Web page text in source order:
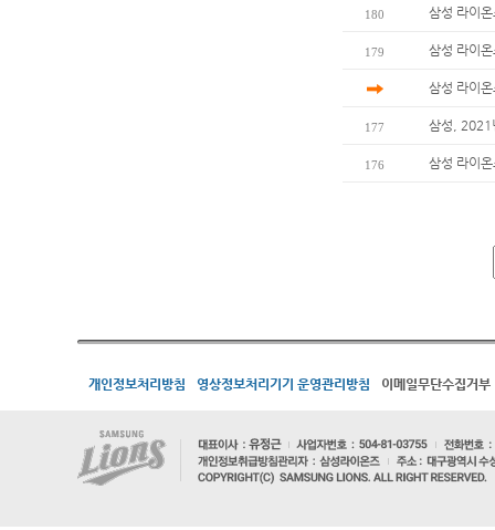
180 삼성 라이
179 삼성 라이
삼성 라이
177 삼성, 2021
176 삼성 라이
개인정보처리방침 영상정보처리기기 운영관리방침 이메일무단수집거부